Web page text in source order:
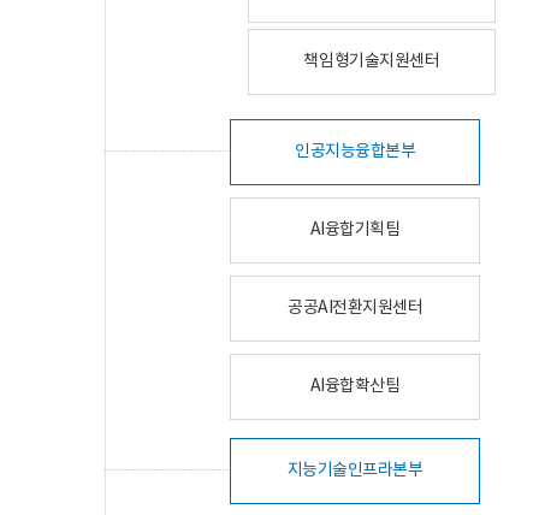
책임형기술지원센터
인공지능융합본부
AI융합기획팀
공공AI전환지원센터
AI융합확산팀
지능기술인프라본부